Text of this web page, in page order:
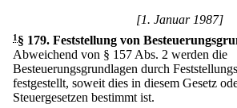
[1. Januar 1987]
1 § 179. Feststellung von
Abweichend von § 157 Abs. 2 werden die
Besteuerungsgrundlagen durch
festgestellt, soweit dies in diesem Gesetz
Steuergesetzen bestimmt ist.